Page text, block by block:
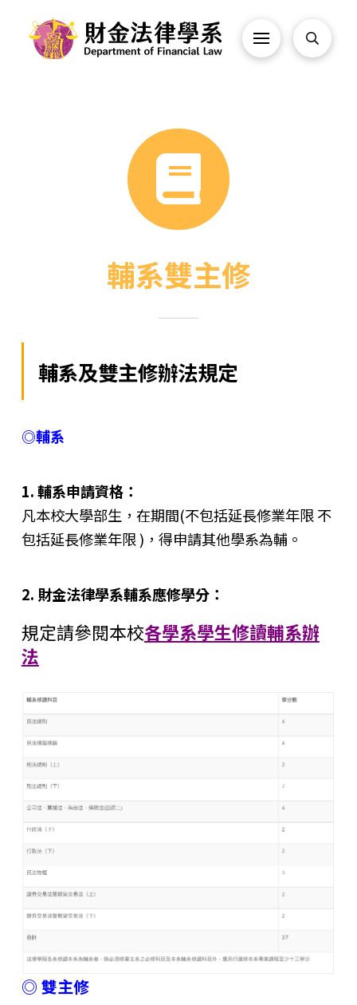
輔系雙主修
輔系及雙主修辦法規定
◎輔系
1. 輔系申請資格：
凡本校大學部生，在期間(不包括延長修業年限 不
包括延長修業年限 )，得申請其他學系為輔。
2. 財金法律學系輔系應修學分：
規定請參閱本校各學系學生修讀輔系辦
法
◎ 雙主修